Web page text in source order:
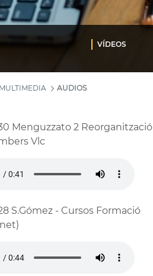
VÍDEOS
AUDIOS
Menguzzato 2 Reorganització
Vlc
S.Gómez - Cursos Formació